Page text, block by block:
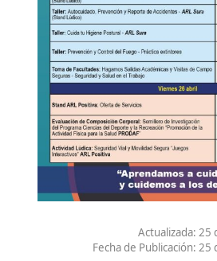
Actualizada: 25
Fecha de Publicación: 25